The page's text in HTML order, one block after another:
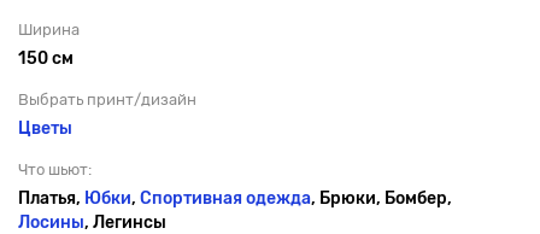
Ширина
150 см
Выбрать принт/дизайн
Цветы
Что шьют:
Платья, Юбки, Спортивная одежда, Брюки, Бомбер,
Лосины, Легинсы